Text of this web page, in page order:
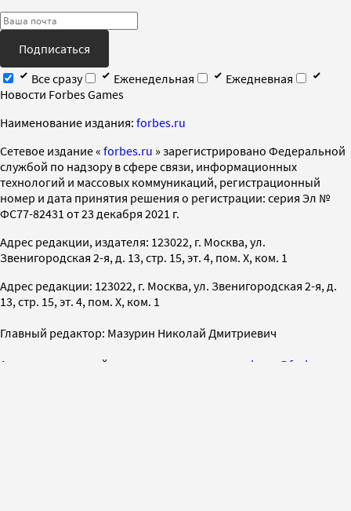
Подписаться
Все сразу
Еженедельная
Ежедневная
Новости Forbes Games
Наименование издания: forbes.ru
Cетевое издание « forbes.ru » зарегистрировано Федеральной
службой по надзору в сфере связи, информационных
технологий и массовых коммуникаций, регистрационный
номер и дата принятия решения о регистрации: серия Эл №
ФС77-82431 от 23 декабря 2021 г.
Адрес редакции, издателя: 123022, г. Москва, ул.
Звенигородская 2-я, д. 13, стр. 15, эт. 4, пом. X, ком. 1
Адрес редакции: 123022, г. Москва, ул. Звенигородская 2-я, д.
13, стр. 15, эт. 4, пом. X, ком. 1
Главный редактор: Мазурин Николай Дмитриевич
Адрес электронной почты редакции:
press-release@forbes.ru